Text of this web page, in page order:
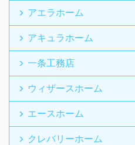
アエラホーム
アキュラホーム
一条工務店
ウィザースホーム
エースホーム
クレバリーホーム